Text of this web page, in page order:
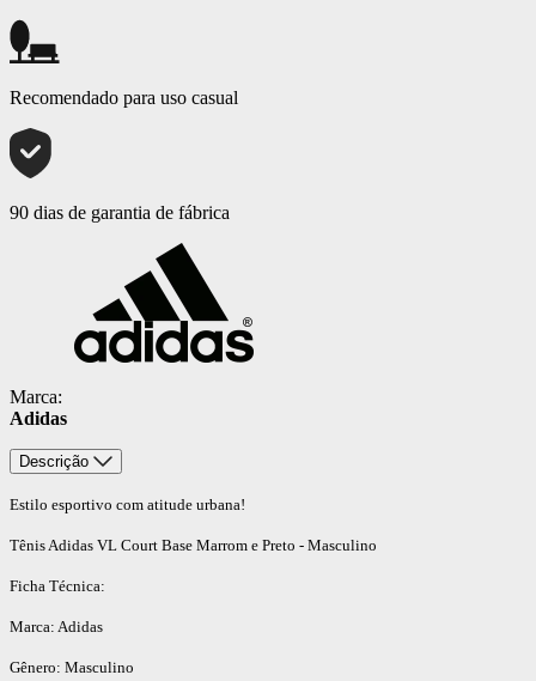
Recomendado para uso casual
90 dias de garantia de fábrica
Marca:
Adidas
Descrição
Estilo esportivo com atitude urbana!
Tênis Adidas VL Court Base Marrom e Preto - Masculino
Ficha Técnica:
Marca: Adidas
Gênero: Masculino